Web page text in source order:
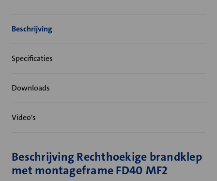
Beschrijving
Specificaties
Downloads
Video's
Beschrijving Rechthoekige brandklep
met montageframe FD40 MF2